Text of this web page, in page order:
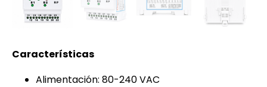
Características
Alimentación: 80-240 VAC